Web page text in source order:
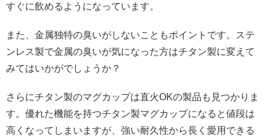
すぐに飲めるようになっています。
また、金属独特の臭いがしないこともポイントです。ステ
ンレス製で金属の臭いが気になった方はチタン製に変えて
みてはいかがでしょうか？
さらにチタン製のマグカップは直火OKの製品も見つかりま
す。優れた機能を持つチタン製マグカップになると値段は
高くなってしまいますが、強い耐久性から長く愛用できる